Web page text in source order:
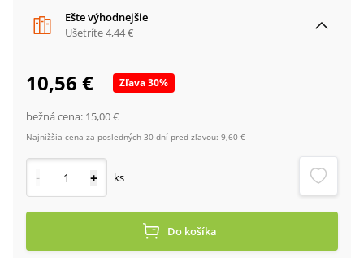
Ešte výhodnejšie
Ušetríte4,44 €
10,56 € Zľava30%
bežná cena: 15,00 €
Najnižšia cena za posledných 30 dní pred zľavou: 9,60 €
- + ks
Do košíka